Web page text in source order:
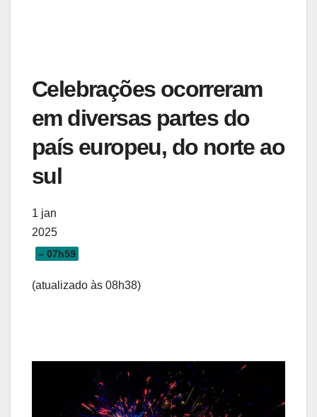
Celebrações ocorreram
em diversas partes do
país europeu, do norte ao
sul
1 jan
2025
– 07h59
(atualizado às 08h38)